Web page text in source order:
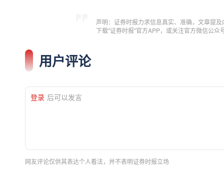
声明：证券时报力求信息真实、准确，文章提
下载"证券时报"官方APP，或关注官方微信公
用户评论
登录 后可以发言
网友评论仅供其表达个人看法，并不表明证券时报立场